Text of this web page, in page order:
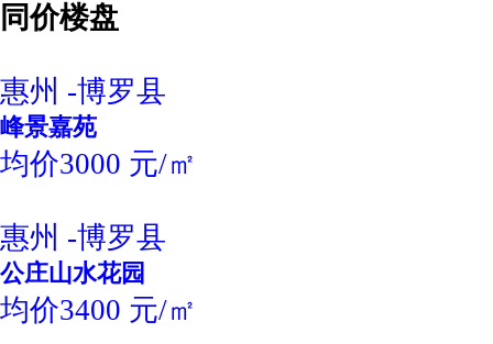
同价楼盘
惠州 -博罗县
峰景嘉苑
均价3000 元/㎡
惠州 -博罗县
公庄山水花园
均价3400 元/㎡